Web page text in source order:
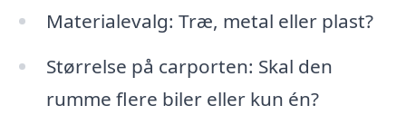
Materialevalg: Træ, metal eller plast?
Størrelse på carporten: Skal den
rumme flere biler eller kun én?